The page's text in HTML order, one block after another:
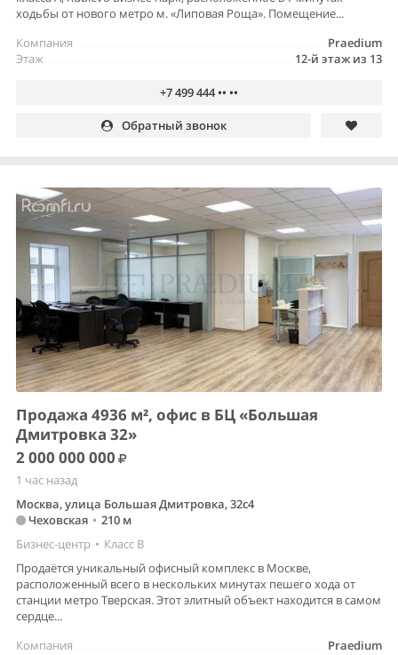
ходьбы от нового метро м. «Липовая Роща». Помещение...
Praedium
Компания
12-й этаж из 13
Этаж
+7 499 444 •• ••
Обратный звонок
Продажа 4936 м², офис в БЦ «Большая
Дмитровка 32»
2 000 000 000
1 час назад
Москва, улица Большая Дмитровка, 32с4
Чеховская • 210 м
Бизнес-центр • Класс B
Продаётся уникальный офисный комплекс в Москве,
расположенный всего в нескольких минутах пешего хода от
станции метро Тверская. Этот элитный объект находится в самом
сердце...
Praedium
Компания